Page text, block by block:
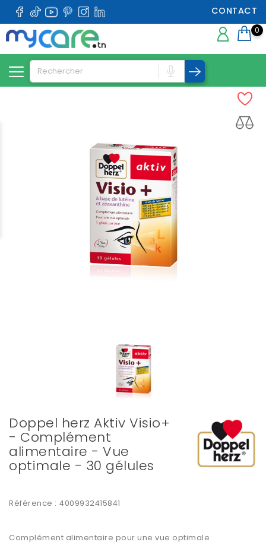
CONTACT
0
Doppel herz Aktiv Visio+
- Complément
alimentaire - Vue
optimale - 30 gélules
Référence : 4009932415841
Complément alimentaire pour une vue optimale